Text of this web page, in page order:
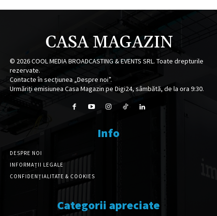
CASA MAGAZIN
© 2026COOL MEDIA BROADCASTING & EVENTS SRL. Toate drepturile
rezervate.
Contacte în secțiunea „Despre noi”.
Urmăriți emisiunea Casa Magazin pe Digi24, sâmbătă, de la ora 9:30.
Info
DESPRE NOI
INFORMAȚII LEGALE
CONFIDENȚIALITATE & COOKIES
Categorii apreciate